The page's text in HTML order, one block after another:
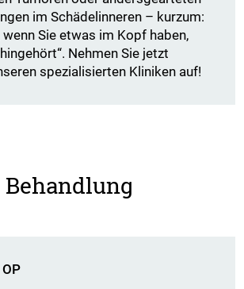
im Schädelinneren – kurzum:
wenn Sie etwas im Kopf haben,
Nehmen Sie jetzt
spezialisierten Kliniken auf!